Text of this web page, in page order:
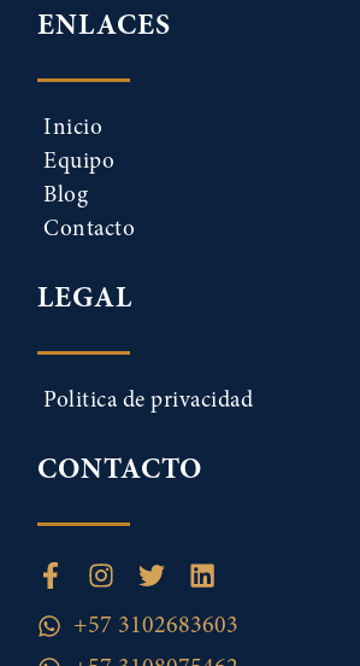
ENLACES
Inicio
Equipo
Blog
Contacto
LEGAL
Politica de privacidad
CONTACTO
+57 3102683603